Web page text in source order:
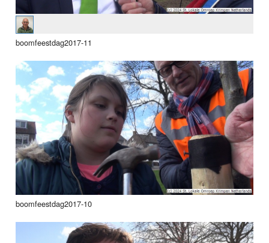
boomfeestdag2017-11
boomfeestdag2017-10